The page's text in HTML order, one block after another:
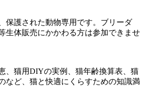
保護された動物専用です。ブリーダ
生体販売にかかわる方は参加できませ
、猫用DIYの実例、猫年齢換算表、猫
など、猫と快適にくらすための知識満